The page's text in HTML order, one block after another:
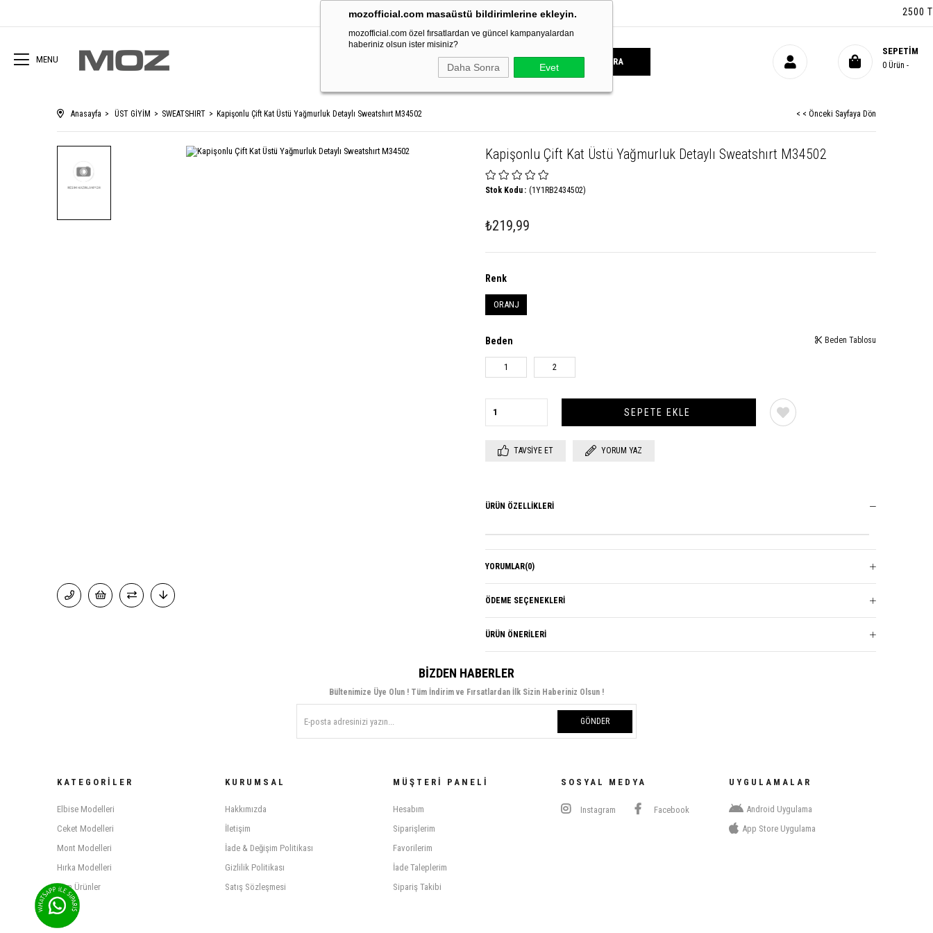
mozofficial.com masaüstü bildirimlerine ekleyin.
mozofficial.com özel fırsatlardan ve güncel kampanyalardan
haberiniz olsun ister misiniz?
Daha Sonra Evet
2500 TL
MENU
SEPETIM
0 Ürün
Anasayfa ÜST GİYİM SWEATSHIRT Kapişonlu Çift Kat Üstü Yağmurluk Detaylı Sweatshırt M34502 < < Önceki Sayfaya Dön
Kapişonlu Çift Kat Üstü Yağmurluk Detaylı Sweatshırt M34502
(1Y1RB2434502)
Stok Kodu
₺219,99
Renk
ORANJ
Beden
1 2
Beden Tablosu
TAVSIYE ET YORUM YAZ
ÜRÜN ÖZELLIKLERI
YORUMLAR(0)
ÖDEME SEÇENEKLERI
ÜRÜN ÖNERILERI
BIZDEN HABERLER
Bültenimize Üye Olun ! Tüm İndirim ve Fırsatlardan İlk Sizin Haberiniz Olsun !
GÖNDER
KATEGORILER
Elbise Modelleri
Ceket Modelleri
Mont Modelleri
Hırka Modelleri
Tüm Ürünler
KURUMSAL
Hakkımızda
İletişim
İade & Değişim Politikası
Gizlilik Politikası
Satış Sözleşmesi
MÜŞTERI PANELI
Hesabım
Siparişlerim
Favorilerim
İade Taleplerim
Sipariş Takibi
SOSYAL MEDYA
Instagram Facebook
UYGULAMALAR
Android Uygulama
App Store Uygulama